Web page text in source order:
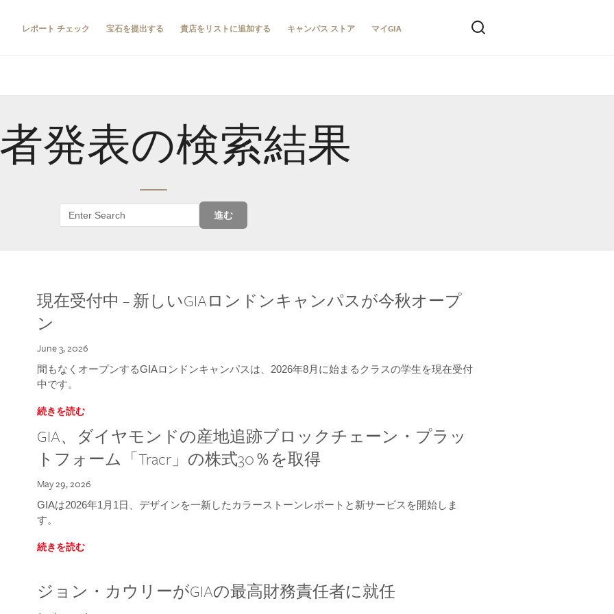
レポート チェック 宝石を提出する 貴店をリストに追加する キャンパス ストア マイGIA
発表の検索結果
進む
現在受付中 – 新しいGIAロンドンキャンパスが今秋オープ
ン
June 3, 2026
間もなくオープンするGIAロンドンキャンパスは、2026年8月に始まるクラスの学生を現在受付
中です。
続きを読む
GIA、ダイヤモンドの産地追跡ブロックチェーン・プラッ
トフォーム「Tracr」の株式30％を取得
May 29, 2026
GIAは2026年1月1日、デザインを一新したカラーストーンレポートと新サービスを開始しま
す。
続きを読む
ジョン・カウリーがGIAの最高財務責任者に就任